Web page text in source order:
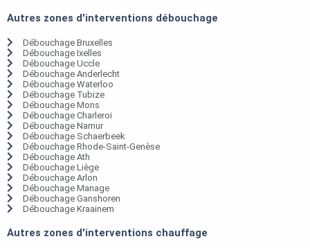
Autres zones d'interventions débouchage
Débouchage Bruxelles
Débouchage Ixelles
Débouchage Uccle
Débouchage Anderlecht
Débouchage Waterloo
Débouchage Tubize
Débouchage Mons
Débouchage Charleroi
Débouchage Namur
Débouchage Schaerbeek
Débouchage Rhode-Saint-Genèse
Débouchage Ath
Débouchage Liège
Débouchage Arlon
Débouchage Manage
Débouchage Ganshoren
Débouchage Kraainem
Autres zones d'interventions chauffage